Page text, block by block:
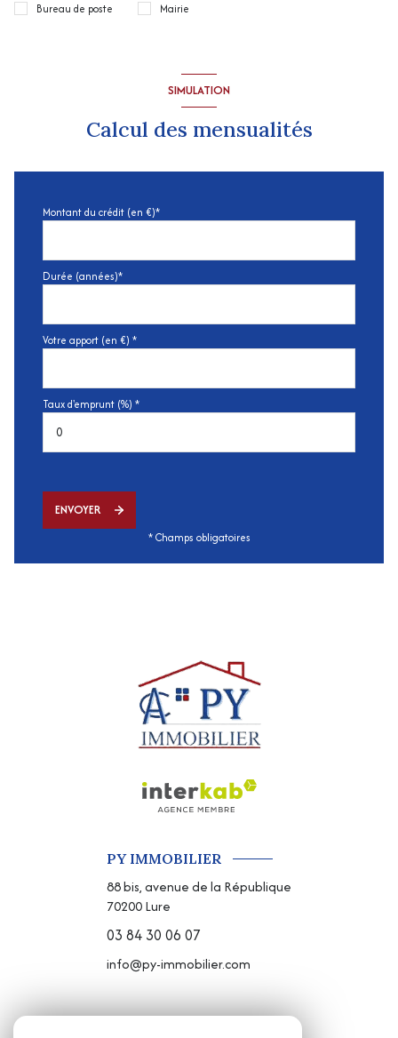
Bureau de poste Mairie
SIMULATION
Calcul des mensualités
Montant du crédit (en €)*
Durée (années)*
Votre apport (en €) *
Taux d'emprunt (%) *
ENVOYER
* Champs obligatoires
PY IMMOBILIER
88 bis, avenue de la République
70200Lure
03 84 30 06 07
info@py-immobilier.com